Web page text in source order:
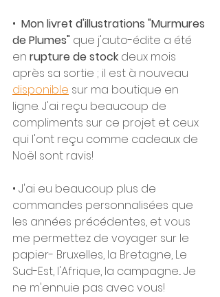
• Mon livret d'illustrations "Murmures
de Plumes" que j'auto-édite a été
en rupture de stock deux mois
après sa sortie ; il est à nouveau
disponible sur ma boutique en
ligne. J'ai reçu beaucoup de
compliments sur ce projet et ceux
qui l'ont reçu comme cadeaux de
Noël sont ravis!
• J'ai eu beaucoup plus de
commandes personnalisées que
les années précédentes, et vous
me permettez de voyager sur le
papier- Bruxelles, la Bretagne, Le
Sud-Est, l'Afrique, la campagne... Je
ne m'ennuie pas avec vous!